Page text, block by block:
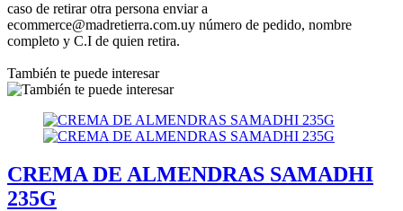
caso de retirar otra persona enviar a
ecommerce@madretierra.com.uy número de pedido, nombre
completo y C.I de quien retira.
También te puede interesar
CREMA DE ALMENDRAS SAMADHI
235G